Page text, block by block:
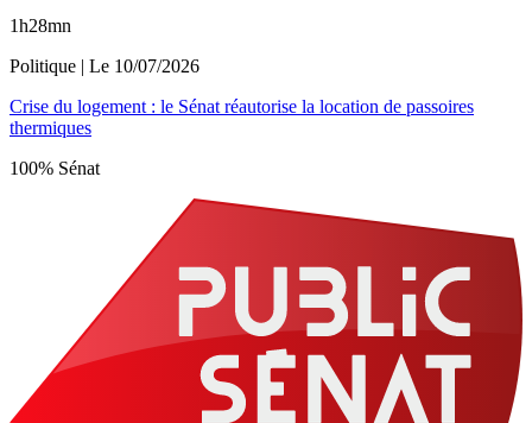
1h28mn
Politique | Le 10/07/2026
Crise du logement : le Sénat réautorise la location de passoires
thermiques
100% Sénat